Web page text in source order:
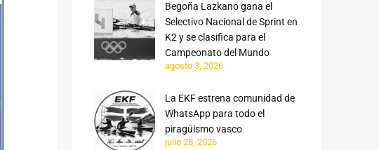
Begoña Lazkano gana el
Selectivo Nacional de Sprint en
K2 y se clasifica para el
Campeonato del Mundo
agosto 3, 2026
La EKF estrena comunidad de
WhatsApp para todo el
piragüismo vasco
julio 28, 2026